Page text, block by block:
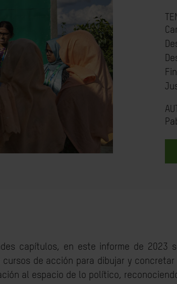
capítulos, en este informe de 2023
cursos de acción para dibujar y
al espacio de lo político,